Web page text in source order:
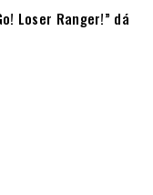
Loser Ranger!” dá